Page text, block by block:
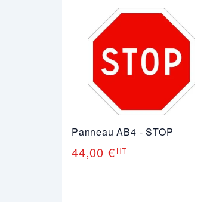
Panneau AB4 - STOP
44,00 € HT